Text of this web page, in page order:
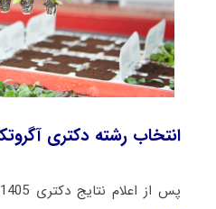
انتخاب رشته دکتری
پس از اعلام نتایج دکتری 1405،